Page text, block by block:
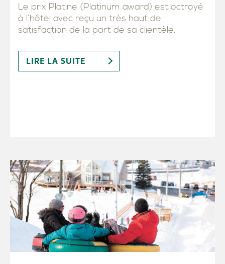
Le prix Platine (Platinum award) est octroyé
à l’hôtel avec reçu un très haut de
satisfaction de la part de sa clientèle.
LIRE LA SUITE